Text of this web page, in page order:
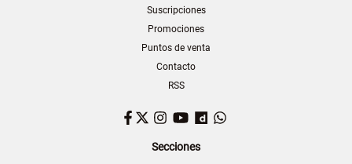
Suscripciones
Promociones
Puntos de venta
Contacto
RSS
Facebook
TwitterInstagram
YouTubeDailymotion
Secciones